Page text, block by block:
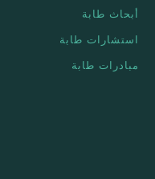
أبحاث طابة
استشارات طابة
مبادرات طابة